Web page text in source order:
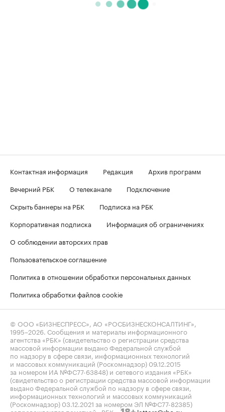
Контактная информация Редакция
Архив программ
Вечерний РБК
О телеканале
Подключение
Скрыть баннеры на РБК
Подписка на РБК
Корпоративная подписка
Информация об ограничениях
О соблюдении авторских прав
Пользовательское соглашение
Политика в отношении обработки персональных данных
Политика обработки файлов cookie
© ООО «БИЗНЕСПРЕСС», АО «РОСБИЗНЕСКОНСАЛТИНГ»,
1995–2026 . Сообщения и материалы информационного
агентства «РБК» (свидетельство о регистрации средства
массовой информации выдано Федеральной службой
по надзору в сфере связи, информационных технологий
и массовых коммуникаций (Роскомнадзор) 09.12.2015
за номером ИА №ФС77-63848) и сетевого издания «РБК»
(свидетельство о регистрации средства массовой информации
выдано Федеральной службой по надзору в сфере связи,
информационных технологий и массовых коммуникаций
(Роскомнадзор) 03.12.2021 за номером ЭЛ №ФС77-82385)